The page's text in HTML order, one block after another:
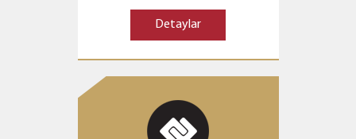
karşılıyoruz. Stok mevcudunda
bulunmayan parçalarda ana
firmamızdan en kısa zamanda
ünitelerin sevkiyatları ambar ve
kargo yolu ile günlük
gerçekleştirilmektedir. Dış servis
isteklerinizde orjinal zf yedek parça
Detaylar